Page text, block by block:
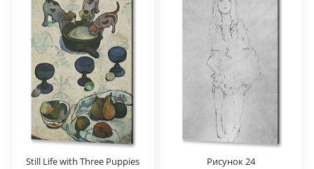
Still Life with Three Puppies Рисунок 24